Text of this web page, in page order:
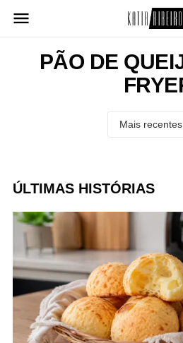
para
conteúdoPÃO DE
ÚLTIMAS HISTÓRIAS